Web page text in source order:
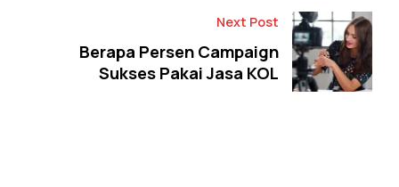
Next Post
Berapa Persen Campaign
Sukses Pakai Jasa KOL